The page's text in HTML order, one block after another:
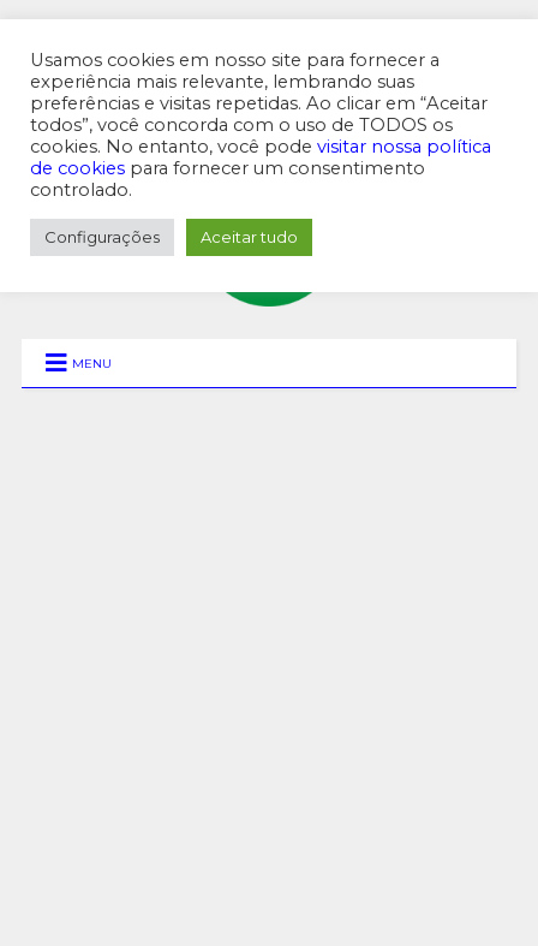
MENU SUPERIOR
MENU
Usamos cookies em nosso site para fornecer a
experiência mais relevante, lembrando suas
preferências e visitas repetidas. Ao clicar em “Aceitar
todos”, você concorda com o uso de TODOS os
cookies. No entanto, você pode visitar nossa política
de cookies para fornecer um consentimento
controlado.
Configurações Aceitar tudo